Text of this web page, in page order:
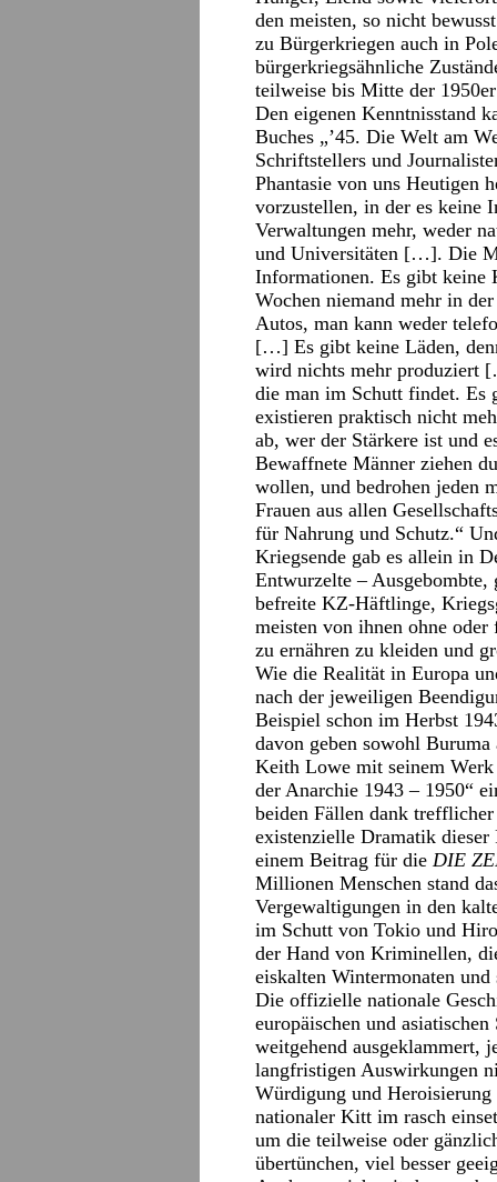
den meisten, so nicht
zu Bürgerkriegen auch in
bürgerkriegsähnliche
teilweise bis Mitte der
Den eigenen Kenntnisstand
Buches „’45. Die Welt am
Schriftstellers und
Phantasie von uns Heutigen
vorzustellen, in der es
Verwaltungen mehr, weder
und Universitäten […]. Die
Informationen. Es gibt
Wo­chen niemand mehr in
Autos, man kann weder
[…] Es gibt keine Läden,
wird nichts mehr produziert
die man im Schutt findet. Es
existieren praktisch nicht
ab, wer der Stärkere ist und
Bewaffnete Männer ziehen
wollen, und bedrohen jeden
Frauen aus allen
für Nahrung und Schutz.“
Kriegsende gab es allein in
Entwurzelte – Ausgebombte,
befreite KZ-Häftlinge,
meisten von ihnen ohne
zu ernähren zu kleiden und
Wie die Realität in Europa
nach der jeweiligen
Beispiel schon im Herbst
davon geben sowohl
Keith Lowe mit seinem
der Anarchie 1943 – 1950“
beiden Fällen dank
existenzielle Dramatik dieser
einem Beitrag für die DIE
Millionen Menschen stand
Vergewaltigungen in den
im Schutt von Tokio und
der Hand von Kriminellen,
eiskalten Wintermonaten und
Die offizielle nationale
europäischen und
weitgehend ausgeklammert,
langfristigen Auswirkungen
Würdigung und
nationaler Kitt im rasch
um die teilweise oder
übertünchen, viel besser